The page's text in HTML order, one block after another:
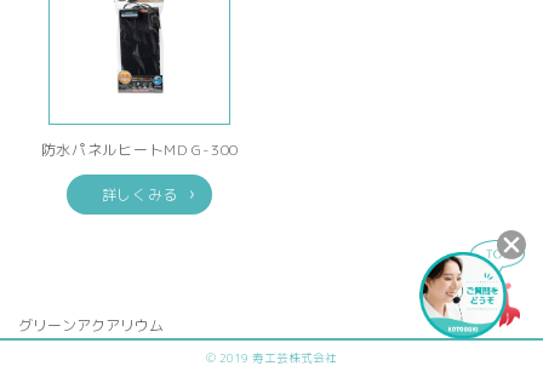
防水パネルヒートMD G-300
詳しくみる
グリーンアクアリウム
© 2019 寿工芸株式会社